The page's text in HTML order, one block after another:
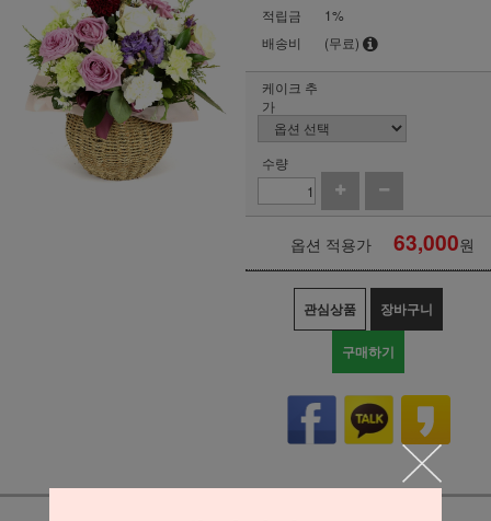
적립금
1%
배송비
(무료)
케이크 추
가
수량
옵션 적용가 63,000원
관심상품 장바구니
구매하기